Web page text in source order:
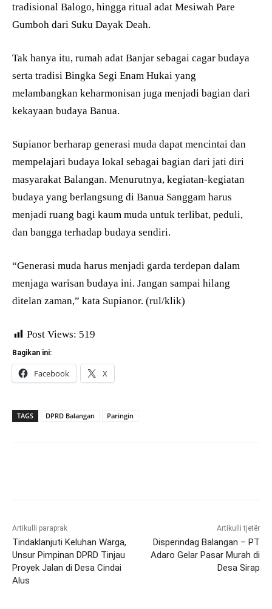
tradisional Balogo, hingga ritual adat Mesiwah Pare
Gumboh dari Suku Dayak Deah.
Tak hanya itu, rumah adat Banjar sebagai cagar budaya
serta tradisi Bingka Segi Enam Hukai yang
melambangkan keharmonisan juga menjadi bagian dari
kekayaan budaya Banua.
Supianor berharap generasi muda dapat mencintai dan
mempelajari budaya lokal sebagai bagian dari jati diri
masyarakat Balangan. Menurutnya, kegiatan-kegiatan
budaya yang berlangsung di Banua Sanggam harus
menjadi ruang bagi kaum muda untuk terlibat, peduli,
dan bangga terhadap budaya sendiri.
“Generasi muda harus menjadi garda terdepan dalam
menjaga warisan budaya ini. Jangan sampai hilang
ditelan zaman,” kata Supianor. (rul/klik)
Post Views: 519
Bagikan ini:
Facebook X
TAGS DPRD Balangan Paringin
Artikulli paraprak
Tindaklanjuti Keluhan Warga,
Unsur Pimpinan DPRD Tinjau
Proyek Jalan di Desa Cindai
Alus
Artikulli tjetër
Disperindag Balangan – PT
Adaro Gelar Pasar Murah di
Desa Sirap